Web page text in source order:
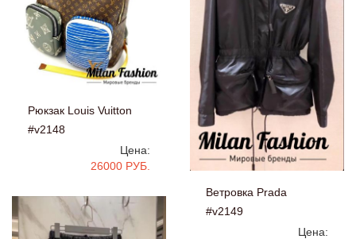
Рюкзак Louis Vuitton
#v2148
Цена:
26000 РУБ.
Ветровка Prada
#v2149
Цена: